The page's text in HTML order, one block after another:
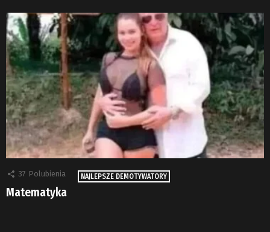
37 Polubienia NAJLEPSZE DEMOTYWATORY
Matematyka